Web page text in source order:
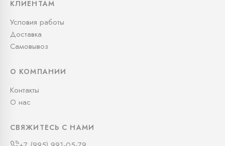
КЛИЕНТАМ
Условия работы
Доставка
Самовывоз
О КОМПАНИИ
Контакты
О нас
СВЯЖИТЕСЬ С НАМИ